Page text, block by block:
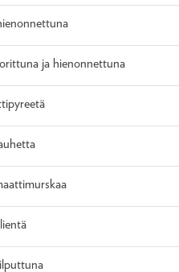
ja hienonnettuna